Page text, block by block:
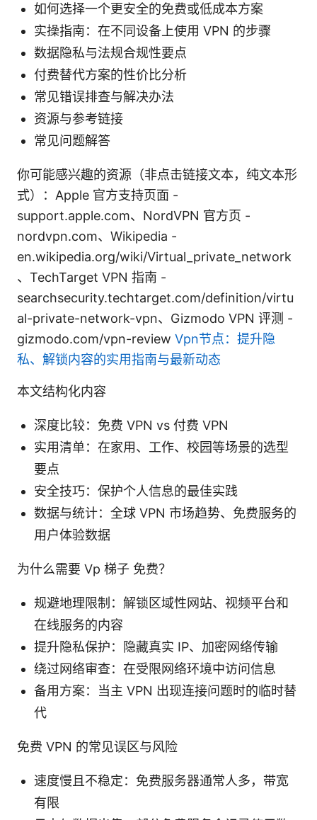
如何选择一个更安全的免费或低成本方案
实操指南：在不同设备上使用 VPN 的步骤
数据隐私与法规合规性要点
付费替代方案的性价比分析
常见错误排查与解决办法
资源与参考链接
常见问题解答
你可能感兴趣的资源（非点击链接文本，纯文本形
式）：Apple 官方支持页面 -
support.apple.com、NordVPN 官方页 -
nordvpn.com、Wikipedia -
en.wikipedia.org/wiki/Virtual_private_network
、TechTarget VPN 指南 -
searchsecurity.techtarget.com/definition/virtu
al-private-network-vpn、Gizmodo VPN 评测 -
gizmodo.com/vpn-review Vpn节点：提升隐
私、解锁内容的实用指南与最新动态
本文结构化内容
深度比较：免费 VPN vs 付费 VPN
实用清单：在家用、工作、校园等场景的选型
要点
安全技巧：保护个人信息的最佳实践
数据与统计：全球 VPN 市场趋势、免费服务的
用户体验数据
为什么需要 Vp 梯子 免费？
规避地理限制：解锁区域性网站、视频平台和
在线服务的内容
提升隐私保护：隐藏真实 IP、加密网络传输
绕过网络审查：在受限网络环境中访问信息
备用方案：当主 VPN 出现连接问题时的临时替
代
免费 VPN 的常见误区与风险
速度慢且不稳定：免费服务器通常人多，带宽
有限